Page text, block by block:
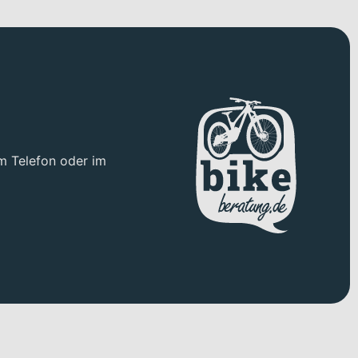
Mount Disc Gabel. Der integrierte Kabelverlauf unterstützt
Scheibenbremsen, die auch bei Nässe und Schotter
sind auf schnelle Gravel- und Cross-Passagen ausgelegt,
unterstreicht. Erhältlich ist das Bike in der markanten Farbe
im Rennmodus.
Telefon oder im